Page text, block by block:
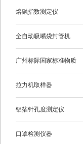
熔融指数测定仪
全自动吸嘴袋封管机
广州标际国家标准物质
拉力机取样器
铝箔针孔度测定仪
口罩检测仪器